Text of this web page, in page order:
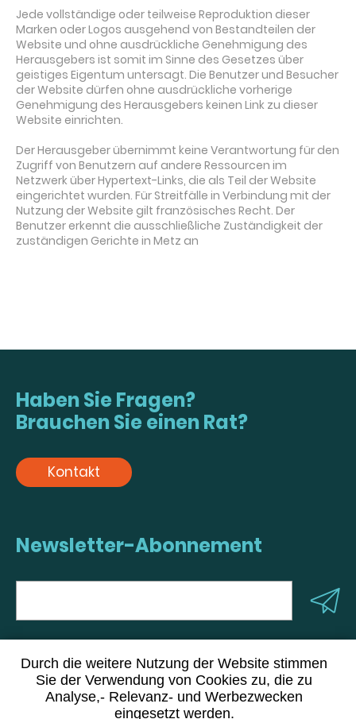
Jede vollständige oder teilweise Reproduktion dieser
Marken oder Logos ausgehend von Bestandteilen der
Website und ohne ausdrückliche Genehmigung des
Herausgebers ist somit im Sinne des Gesetzes über
geistiges Eigentum untersagt. Die Benutzer und Besucher
der Website dürfen ohne ausdrückliche vorherige
Genehmigung des Herausgebers keinen Link zu dieser
Website einrichten.
Der Herausgeber übernimmt keine Verantwortung für den
Zugriff von Benutzern auf andere Ressourcen im
Netzwerk über Hypertext-Links, die als Teil der Website
eingerichtet wurden. Für Streitfälle in Verbindung mit der
Nutzung der Website gilt französisches Recht. Der
Benutzer erkennt die ausschließliche Zuständigkeit der
zuständigen Gerichte in Metz an
Haben Sie Fragen?
Brauchen Sie einen Rat?
Kontakt
Newsletter-Abonnement
INFOS
Durch die weitere Nutzung der Website stimmen
Sie der Verwendung von Cookies zu, die zu
Analyse,- Relevanz- und Werbezwecken
eingesetzt werden.